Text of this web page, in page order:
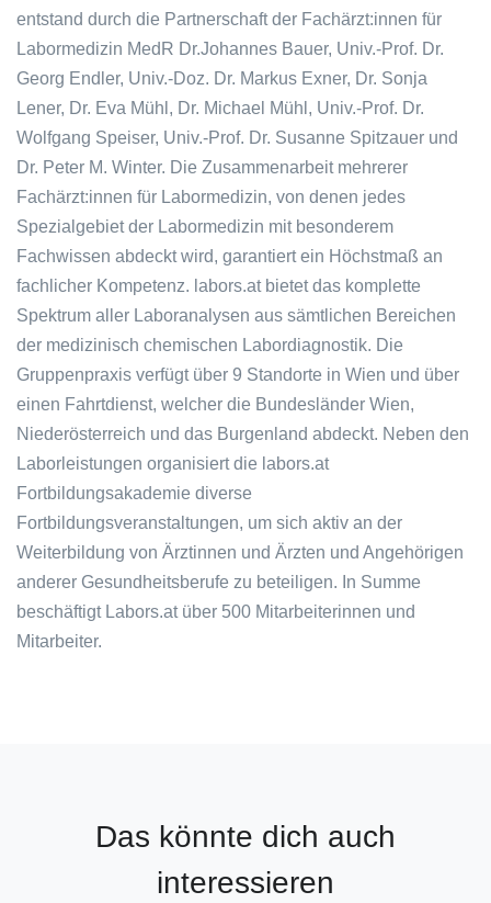
entstand durch die Partnerschaft der Fachärzt:innen für
Labormedizin MedR Dr.Johannes Bauer, Univ.-Prof. Dr.
Georg Endler, Univ.-Doz. Dr. Markus Exner, Dr. Sonja
Lener, Dr. Eva Mühl, Dr. Michael Mühl, Univ.-Prof. Dr.
Wolfgang Speiser, Univ.-Prof. Dr. Susanne Spitzauer und
Dr. Peter M. Winter. Die Zusammenarbeit mehrerer
Fachärzt:innen für Labormedizin, von denen jedes
Spezialgebiet der Labormedizin mit besonderem
Fachwissen abdeckt wird, garantiert ein Höchstmaß an
fachlicher Kompetenz. labors.at bietet das komplette
Spektrum aller Laboranalysen aus sämtlichen Bereichen
der medizinisch chemischen Labordiagnostik. Die
Gruppenpraxis verfügt über 9 Standorte in Wien und über
einen Fahrtdienst, welcher die Bundesländer Wien,
Niederösterreich und das Burgenland abdeckt. Neben den
Laborleistungen organisiert die labors.at
Fortbildungsakademie diverse
Fortbildungsveranstaltungen, um sich aktiv an der
Weiterbildung von Ärztinnen und Ärzten und Angehörigen
anderer Gesundheitsberufe zu beteiligen. In Summe
beschäftigt Labors.at über 500 Mitarbeiterinnen und
Mitarbeiter.
Das könnte dich auch
interessieren